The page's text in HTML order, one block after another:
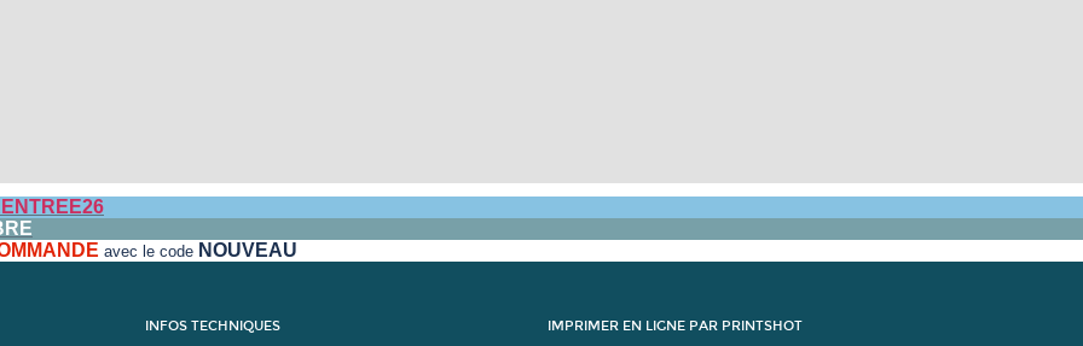
avec le code NOUVEAU
INFOS TECHNIQUES IMPRIMER EN LIGNE PAR PRINTSHOT